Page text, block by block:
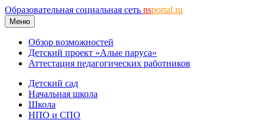
Образовательная социальная сеть nsportal.ru
Меню
Обзор возможностей
Детский проект «Алые паруса»
Аттестация педагогических работников
Детский сад
Начальная школа
Школа
НПО и СПО